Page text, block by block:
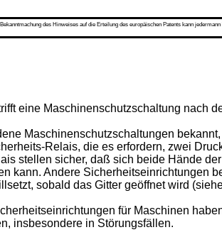
des Hinweises auf die Erteilung des europäischen Patents kann
eine Maschinenschutzschaltung nach
Maschinenschutzschaltungen
Relais, die es erfordern, zwei
stellen sicher, daß sich beide Hände
kann. Andere Sicherheitseinrichtungen
sobald das Gitter geöffnet wird
für Maschinen
insbesondere in Störungsfällen.